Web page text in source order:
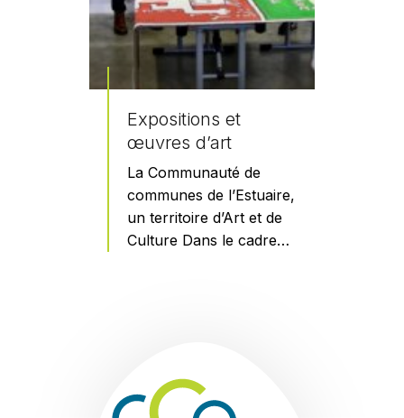
Expositions et
œuvres d’art
La Communauté de
communes de l’Estuaire,
un territoire d’Art et de
Culture Dans le cadre…